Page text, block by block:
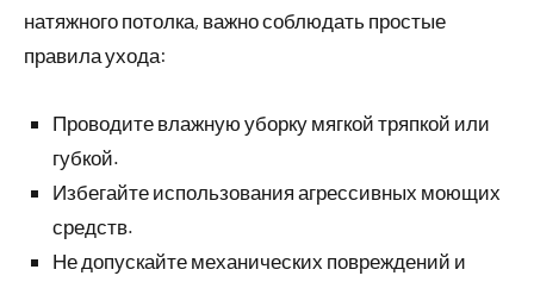
натяжного потолка, важно соблюдать простые
правила ухода:
Проводите влажную уборку мягкой тряпкой или
губкой.
Избегайте использования агрессивных моющих
средств.
Не допускайте механических повреждений и